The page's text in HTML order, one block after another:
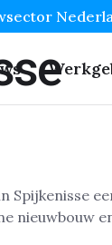
nieuwbouw